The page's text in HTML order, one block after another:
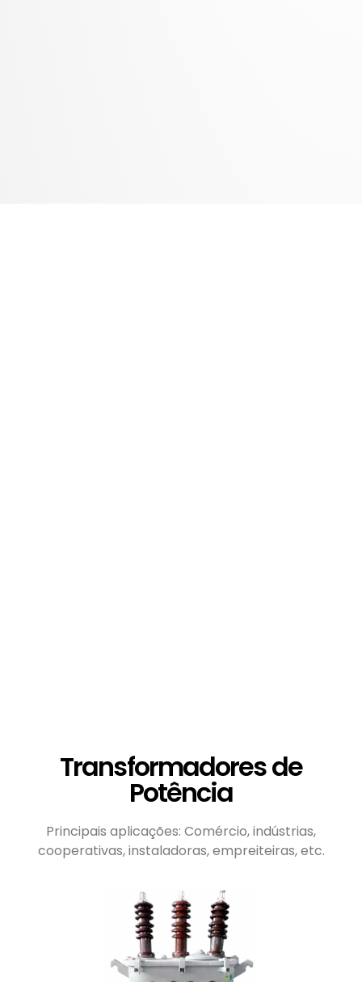
Transformadores de
Potência
Principais aplicações: Comércio, indústrias,
cooperativas, instaladoras, empreiteiras, etc.